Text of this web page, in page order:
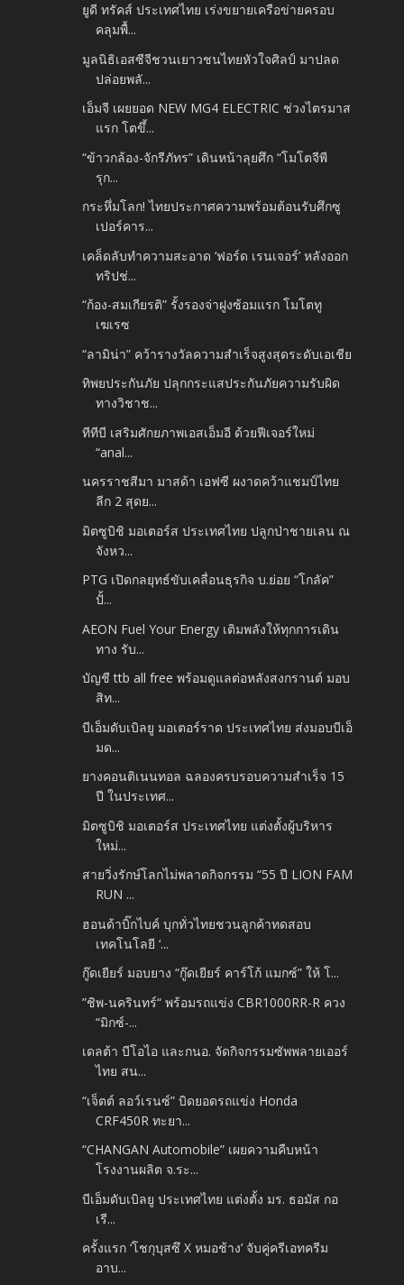
ยูดี ทรัคส์ ประเทศไทย เร่งขยายเครือข่ายครอบ
คลุมพื้...
มูลนิธิเอสซีจีชวนเยาวชนไทยหัวใจศิลป์ มาปลด
ปล่อยพลั...
เอ็มจี เผยยอด NEW MG4 ELECTRIC ช่วงไตรมาส
แรก โตขึ้...
“ข้าวกล้อง-จักรีภัทร” เดินหน้าลุยศึก “โมโตจีพี
รุก...
กระหึ่มโลก! ไทยประกาศความพร้อมต้อนรับศึกซู
เปอร์คาร...
เคล็ดลับทำความสะอาด ‘ฟอร์ด เรนเจอร์’ หลังออก
ทริปช่...
“ก้อง-สมเกียรติ” รั้งรองจ่าฝูงซ้อมแรก โมโตทู
เฆเรซ
“ลามิน่า” คว้ารางวัลความสำเร็จสูงสุดระดับเอเชีย
ทิพยประกันภัย ปลุกกระแสประกันภัยความรับผิด
ทางวิชาช...
ทีทีบี เสริมศักยภาพเอสเอ็มอี ด้วยฟีเจอร์ใหม่
“anal...
นครราชสีมา มาสด้า เอฟซี ผงาดคว้าแชมป์ไทย
ลีก 2 สุดย...
มิตซูบิชิ มอเตอร์ส ประเทศไทย ปลูกป่าชายเลน ณ
จังหว...
PTG เปิดกลยุทธ์ขับเคลื่อนธุรกิจ บ.ย่อย “โกลัค”
ปั้...
AEON Fuel Your Energy เติมพลังให้ทุกการเดิน
ทาง รับ...
บัญชี ttb all free พร้อมดูแลต่อหลังสงกรานต์ มอบ
สิท...
บีเอ็มดับเบิลยู มอเตอร์ราด ประเทศไทย ส่งมอบบีเอ็
มด...
ยางคอนติเนนทอล ฉลองครบรอบความสำเร็จ 15
ปี ในประเทศ...
มิตซูบิชิ มอเตอร์ส ประเทศไทย แต่งตั้งผู้บริหาร
ใหม่...
สายวิ่งรักษ์โลกไม่พลาดกิจกรรม “55 ปี LION FAM
RUN ...
ฮอนด้าบิ๊กไบค์ บุกทั่วไทยชวนลูกค้าทดสอบ
เทคโนโลยี ‘...
กู๊ดเยียร์ มอบยาง “กู๊ดเยียร์ คาร์โก้ แมกซ์” ให้ โ...
”ชิพ-นครินทร์“ พร้อมรถแข่ง CBR1000RR-R ควง
“มิกซ์-...
เดลต้า บีโอไอ และกนอ. จัดกิจกรรมซัพพลายเออร์
ไทย สน...
“เจ็ตต์ ลอว์เรนซ์” บิดยอดรถแข่ง Honda
CRF450R ทะยา...
“CHANGAN Automobile” เผยความคืบหน้า
โรงงานผลิต จ.ระ...
บีเอ็มดับเบิลยู ประเทศไทย แต่งตั้ง มร. ธอมัส กอ
เรี...
ครั้งแรก ‘โชกุบุสซึ X หมอช้าง’ จับคู่ครีเอทครีม
อาบ...